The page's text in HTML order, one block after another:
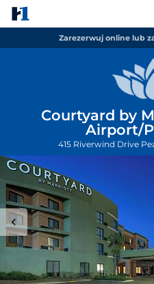
Zarezerwuj online lub
Courtyard by
Airport/
415 Riverwind Drive